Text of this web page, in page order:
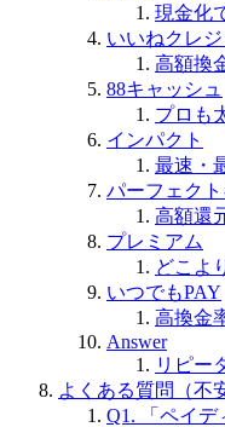
現金化
いいねクレジ
高額換
88キャッシュ
プロも
インパクト
最速・
パーフェクト
高額還
プレミアム
どこよ
いつでもPAY
高換金
Answer
リピー
よくある質問（不
Q1. 「ペイデ